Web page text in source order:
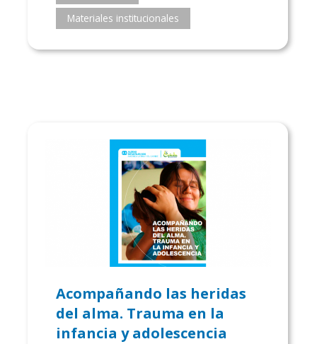
Materiales institucionales
Acompañando las heridas
del alma. Trauma en la
infancia y adolescencia